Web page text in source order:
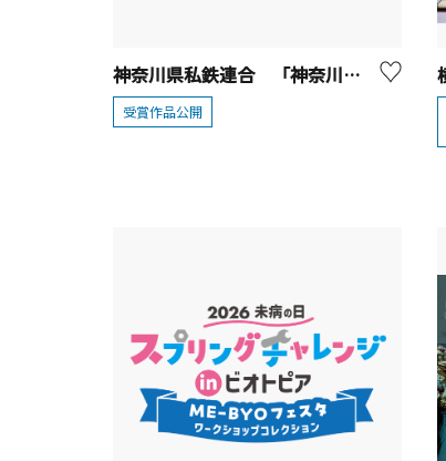
神奈川県私鉄連合 「神奈川公共交通でつむぐ神奈川の旅 フォトコンテスト」受賞作品発表
受賞作品公開